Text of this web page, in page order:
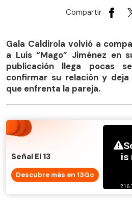
Compartir
Gala Caldirola volvió a
a Luis “Mago” Jiménez en
publicación llega pocas
confirmar su relación y
que enfrenta la pareja.
Señal El 13
Descubre más en 13Go